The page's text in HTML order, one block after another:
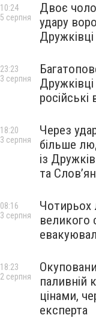
Двоє
удару
Дружківці
10:24
5 серпня
російські
23:23
3 серпня
Через
більше
із
та
18:20
3 серпня
Чотирьох
великого
08:16
3 серпня
паливній
цінами,
експерта
18:23
2 серпня